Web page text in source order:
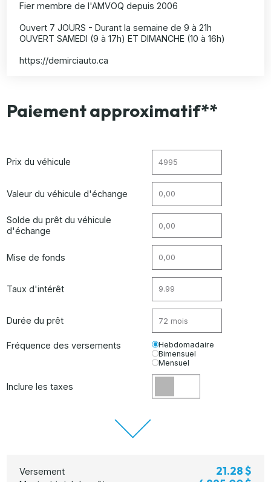
Fier membre de l'AMVOQ depuis 2006
Ouvert 7 JOURS - Durant la semaine de 9 à 21h
OUVERT SAMEDI (9 à 17h) ET DIMANCHE (10 à 16h)
https://demirciauto.ca
Paiement approximatif**
Prix du véhicule
Valeur du véhicule d'échange
Solde du prêt du véhicule
d'échange
Mise de fonds
Taux d'intérêt
Durée du prêt
Fréquence des versements
Hebdomadaire
Bimensuel
Mensuel
Inclure les taxes
Versement 21.28 $